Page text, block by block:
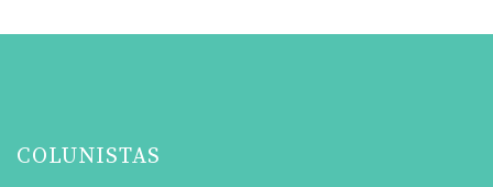
COLUNISTAS